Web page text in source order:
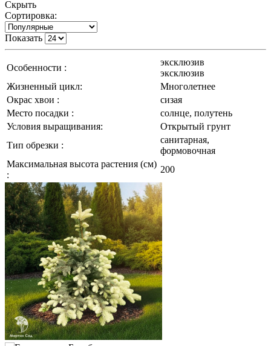
Скрыть
Сортировка:
Показать
Особенности :
эксклюзив
эксклюзив
Жизненный цикл:
Многолетнее
Окрас хвои :
сизая
Место посадки :
солнце, полутень
Условия выращивания:
Открытый грунт
Тип обрезки :
санитарная,
формовочная
Максимальная высота растения (см)
:
200